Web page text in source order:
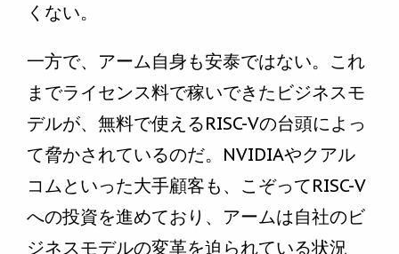
くない。
一方で、アーム自身も安泰ではない。これ
までライセンス料で稼いできたビジネスモ
デルが、無料で使えるRISC-Vの台頭によっ
て脅かされているのだ。NVIDIAやクアル
コムといった大手顧客も、こぞってRISC-V
への投資を進めており、アームは自社のビ
ジネスモデルの変革を迫られている状況